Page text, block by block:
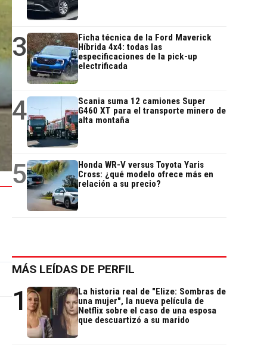
3
Ficha técnica de la Ford Maverick
Híbrida 4x4: todas las
especificaciones de la pick-up
electrificada
4
Scania suma 12 camiones Super
G460 XT para el transporte minero de
alta montaña
5
Honda WR-V versus Toyota Yaris
Cross: ¿qué modelo ofrece más en
relación a su precio?
MÁS LEÍDAS DE PERFIL
1
La historia real de "Elize: Sombras de
una mujer", la nueva película de
Netflix sobre el caso de una esposa
que descuartizó a su marido